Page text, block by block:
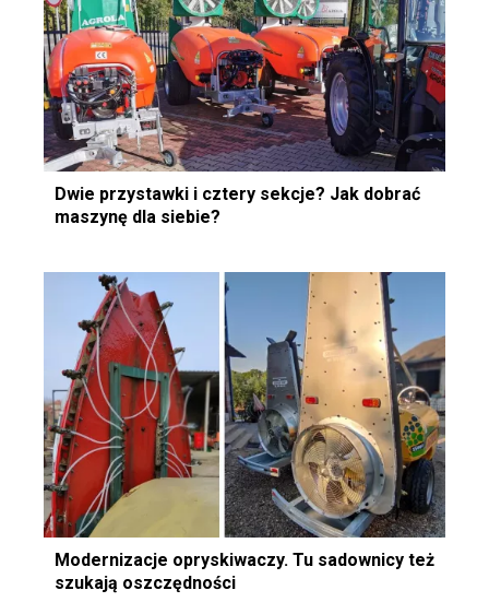
Dwie przystawki i cztery sekcje? Jak dobrać
maszynę dla siebie?
Modernizacje opryskiwaczy. Tu sadownicy też
szukają oszczędności